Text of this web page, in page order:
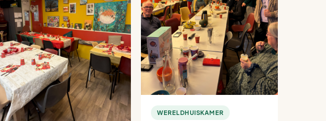
WERELDHUISKAMER